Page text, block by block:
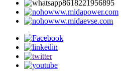
8618221956895
www.midapower.com
www.midaevse.com